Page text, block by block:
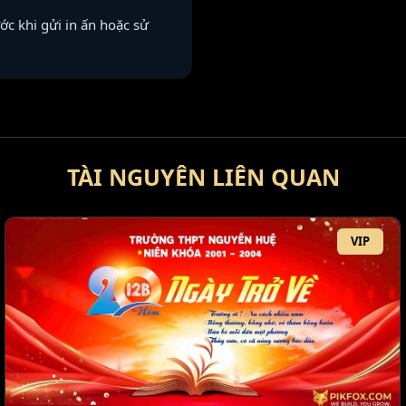
khi gửi in ấn hoặc sử
TÀI NGUYÊN LIÊN QUAN
VIP